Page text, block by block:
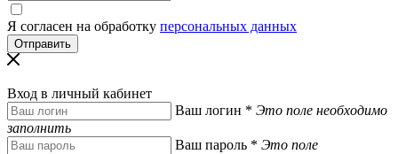
Я согласен на обработку персональных данных
Вход в личный кабинет
Ваш логин * Это поле необходимо
заполнить
Ваш пароль * Это поле